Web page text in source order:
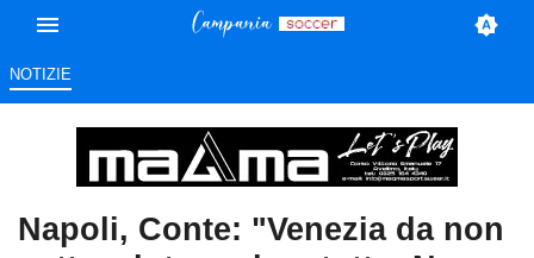
NOTIZIE
Napoli, Conte: "Venezia da non